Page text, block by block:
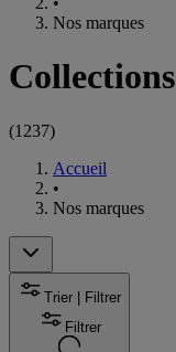
Nos marques
Collections
(1237)
Accueil
•
Nos marques
Trier | Filtrer
Filtrer